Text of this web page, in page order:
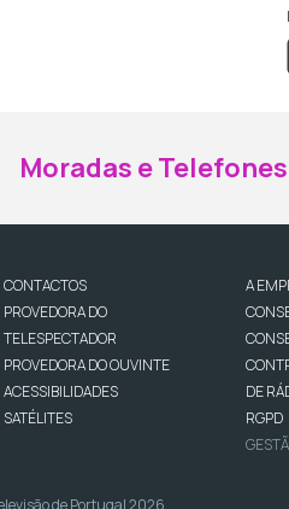
ao Facebook da
ao Instagram
Moradas e Telefones
CONTACTOS
PROVEDORA DO
TELESPECTADOR
PROVEDORA DO OUVINTE
ACESSIBILIDADES
SATÉLITES
A
DE
RGPD
de Portugal 2026